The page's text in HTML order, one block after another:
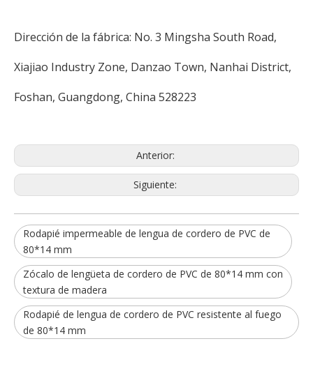
Dirección de la fábrica: No. 3 Mingsha South Road,
Xiajiao Industry Zone, Danzao Town, Nanhai District,
Foshan, Guangdong, China 528223
Anterior:
Siguiente:
Rodapié impermeable de lengua de cordero de PVC de
80*14 mm
Zócalo de lengüeta de cordero de PVC de 80*14 mm con
textura de madera
Rodapié de lengua de cordero de PVC resistente al fuego
de 80*14 mm